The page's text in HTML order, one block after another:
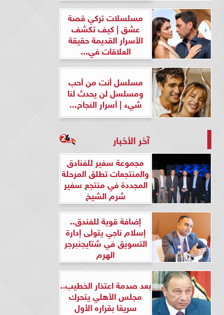
مسلسلات تركي قصة
عشق | كيف تكشف
الأسرار القديمة حقيقة
العلاقات في...
مسلسل أنت من أحب
ومسلسل لن يحدث لنا
شيء | أسرار النجاح...
آخر الأخبار
مجموعة سفير للفنادق
والمنتجعات تطلق المرحلة
المجددة في منتجع سفير
شرم الشيخ
إضافة قوية للفندق..
إسلام ناجي يتولى إدارة
التسويق في شتايجنبرجر
الهرم
بعد صدمة اعتذار الخطيب..
مجلس الأهلي يتحرك
سريعًا بقراره الأول